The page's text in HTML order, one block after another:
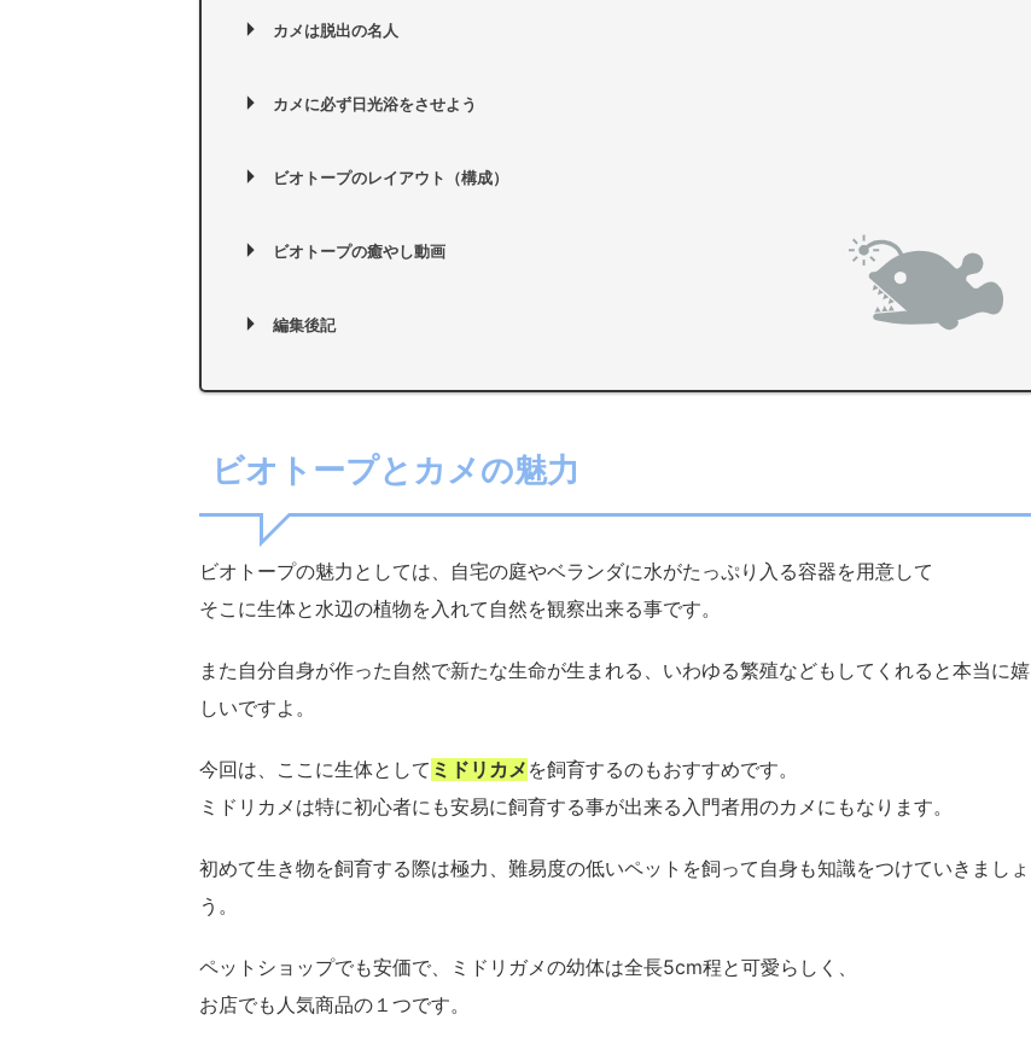
カメは脱出の名人
カメに必ず日光浴をさせよう
ビオトープのレイアウト（構成）
ビオトープの癒やし動画
編集後記
ビオトープとカメの魅力
ビオトープの魅力としては、自宅の庭やベランダに水がたっぷり入る容器を用意して
そこに生体と水辺の植物を入れて自然を観察出来る事です。
また自分自身が作った自然で新たな生命が生まれる、いわゆる繁殖などもしてくれると本当に嬉
しいですよ。
今回は、ここに生体として ミドリカメ を飼育するのもおすすめです。
ミドリカメは特に初心者にも安易に飼育する事が出来る入門者用のカメにもなります。
初めて生き物を飼育する際は極力、難易度の低いペットを飼って自身も知識をつけていきましょ
う。
ペットショップでも安価で、ミドリガメの幼体は全長5cm程と可愛らしく、
お店でも人気商品の１つです。